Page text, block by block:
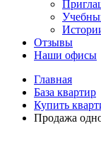
Отзывы
Наши офисы
Главная
База квартир
Купить
Продажа